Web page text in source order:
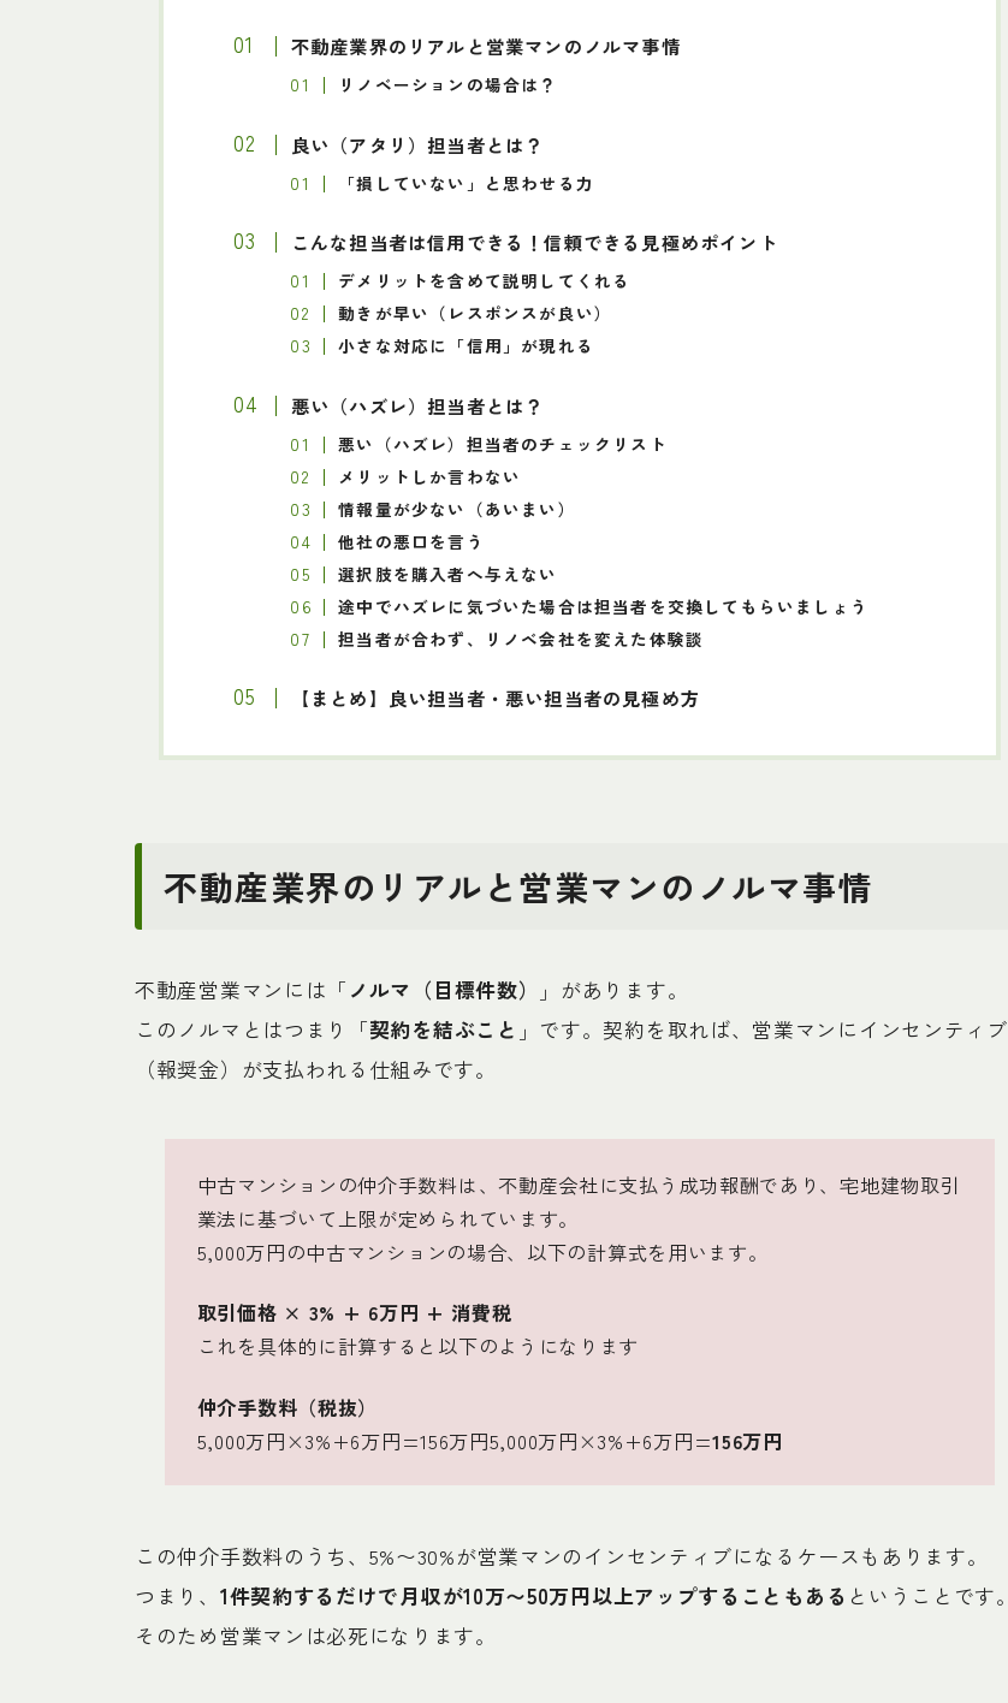
不動産業界のリアルと営業マンのノルマ事情
リノベーションの場合は？
良い（アタリ）担当者とは？
「損していない」と思わせる力
こんな担当者は信用できる！信頼できる見極めポイント
デメリットを含めて説明してくれる
動きが早い（レスポンスが良い）
小さな対応に「信用」が現れる
悪い（ハズレ）担当者とは？
悪い（ハズレ） 担当者のチェックリスト
メリットしか言わない
情報量が少ない（あいまい）
他社の悪口を言う
選択肢を購入者へ与えない
途中でハズレに気づいた場合は担当者を交換してもらいましょう
担当者が合わず、リノベ会社を変えた体験談
【まとめ】良い担当者・悪い担当者の見極め方
不動産業界のリアルと営業マンのノルマ事情
不動産営業マンには「 ノルマ（目標件数）
」があります。
このノルマとはつまり「契約を結ぶこと 」です。契約を取れば、営業マンにインセンティブ
（報奨金）が支払われる仕組みです。
中古マンションの仲介手数料は、不動産会社に支払う成功報酬であり、宅地建物取引
業法に基づいて上限が定められています。
5,000万円の中古マンションの場合、以下の計算式を用います。
取引価格 × 3% + 6万円 + 消費税
これを具体的に計算すると以下のようになります
仲介手数料（税抜）
5,000万円×3%+6万円=156万円5,000万円×3%+6万円=156万円
この仲介手数料のうち、5%〜30%が営業マンのインセンティブになるケースもあります。
つまり、 1件契約するだけで月収が10万〜50万円以上アップすることもある ということです。
そのため営業マンは必死になります。